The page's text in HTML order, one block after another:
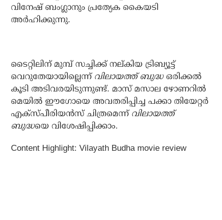
വിനേഷ് ബംഗ്ലാനും പ്രത്യേക കൈയടി
അര്‍ഹിക്കുന്നു.
ടൈറ്റിലിന് മുമ്പ് സച്ചിക്ക് നല്കിയ ട്രിബ്യൂട്ട്
വെറുതേയായില്ലെന്ന് വിലായത്ത് ബുദ്ധഒരിക്കല്‍
കൂടി അടിവരയിടുന്നുണ്ട്. മാസ് മസാല ഴോണറില്‍
മെയില്‍ ഈഗോയെ അവതരിപ്പിച്ച പക്കാ തിയേറ്റര്‍
എക്‌സ്പീരിയന്‍സ് ചിത്രമെന്ന് വിലായത്ത്
ബുദ്ധയെ വിശേഷിപ്പിക്കാം.
Content Highlight: Vilayath Budha movie review